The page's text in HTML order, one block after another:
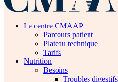
Le centre CMAAP
Parcours patient
Plateau technique
Tarifs
Nutrition
Besoins
Troubles digestifs